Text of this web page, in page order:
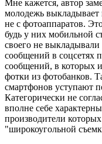
Мне кажется, автор
молодежь
не с фотоаппаратов.
будь у них мобильной
своего не
сообщений в соцсетях
сообщений, в которых
фотки из фотобанков.
смартфонов уступают
Категорически не
вполне себе
производители
"широкоугольной